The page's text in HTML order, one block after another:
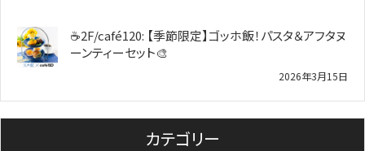
☕2F/café120: 【季節限定】ゴッホ飯！パスタ＆アフタヌ
ーンティーセット🎨
2026年3月15日
カテゴリー